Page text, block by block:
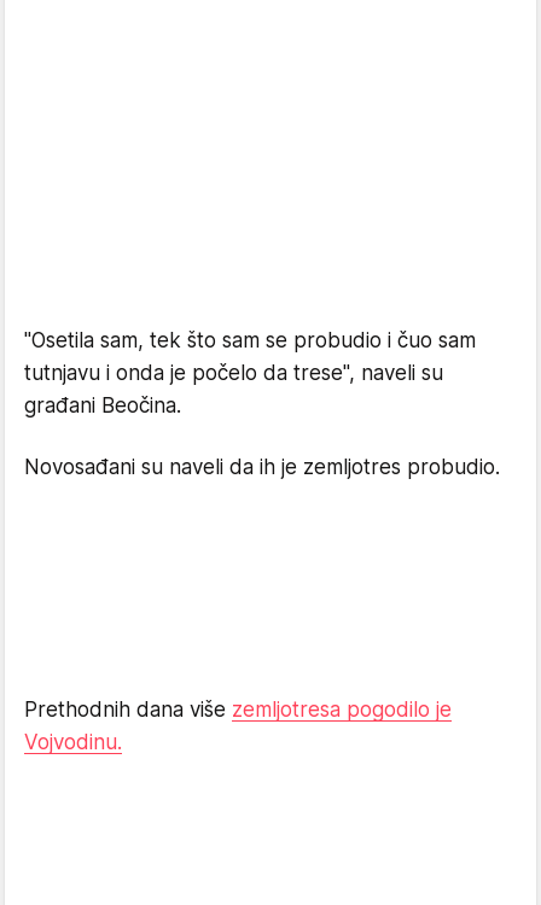
"Osetila sam, tek što sam se probudio i čuo sam
tutnjavu i onda je počelo da trese", naveli su
građani Beočina.
Novosađani su naveli da ih je zemljotres probudio.
Prethodnih dana više zemljotresa pogodilo je
Vojvodinu.